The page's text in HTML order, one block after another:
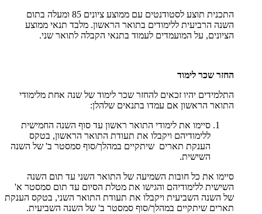
התכנית תוצע לסטודנטים עם ממוצע ציונים 85 ומעלה בתום
השנה הרביעית ללימודים בתואר הראשון. מלבד תנאי ממוצע
הציונים, על המועמדים לעמוד בתנאי הקבלה לתואר שני.
החזר שכר לימוד
התלמידים יהיו זכאים להחזר שכר לימוד של שנה אחת מלימודי
התואר הראשון אם עמדו בתנאים שלהלן:
סיימו את לימודי התואר ראשון עד סוף השנה החמישית
ללימודיהם ויקבלו את תעודת התואר הראשון, בטקס
הענקת תארים שיתקיים במהלך/סוף סמסטר ב' של השנה
השישית.
סיימו את כל חובות השמיעה של התואר השני עד תום השנה
השישית ללימודיהם והגישו את מטלת הסיום עד תום סמסטר א'
של השנה השביעית ויקבלו את תעודת התואר השני, בטקס הענקת
תארים שיתקיים במהלך/סוף סמסטר ב' של השנה השביעית.